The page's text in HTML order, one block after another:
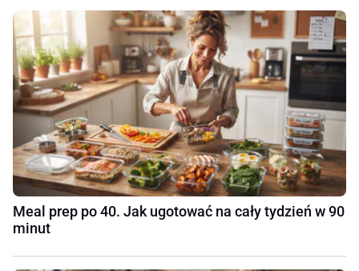
Meal prep po 40. Jak ugotować na cały tydzień w 90
minut